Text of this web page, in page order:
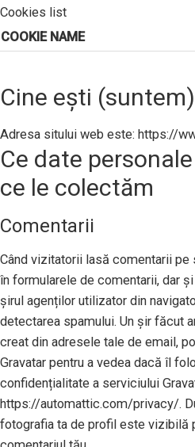
Cookies list
COOKIE NAME
Cine ești (suntem)
Adresa sitului web este: https://
Ce date
ce le colectăm
Comentarii
Când vizitatorii lasă comentarii
în formularele de comentarii, dar
șirul agenților utilizator din
detectarea spamului. Un șir făcut
creat din adresele tale de email,
Gravatar pentru a vedea dacă îl
confidențialitate a serviciului
https://automattic.com/privacy/.
fotografia ta de profil este vizibilă